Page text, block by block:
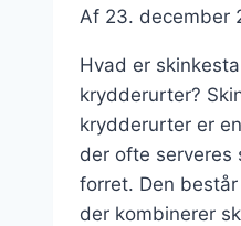
Af 23. december
Hvad er
krydderurter?
krydderurter er
der ofte serveres
forret. Den
der kombinerer